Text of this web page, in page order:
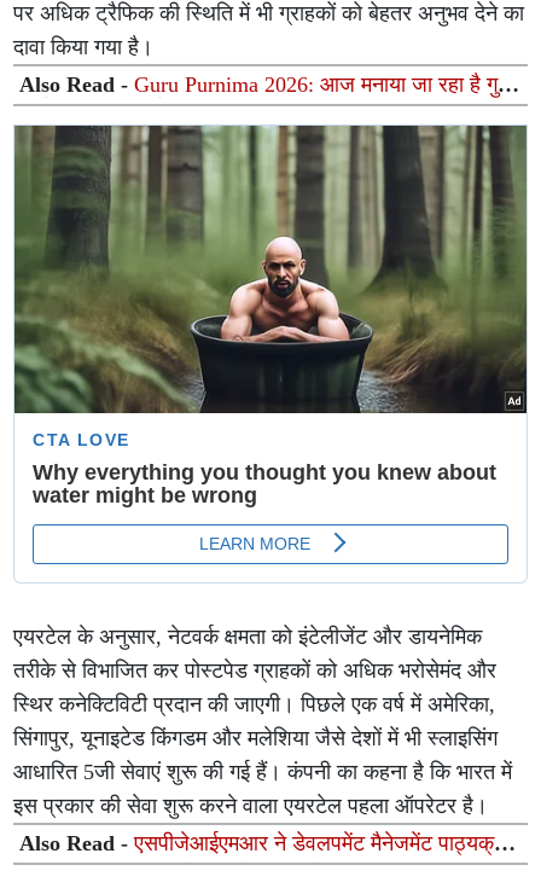
पर अधिक ट्रैफिक की स्थिति में भी ग्राहकों को बेहतर अनुभव देने का
दावा किया गया है।
Also Read -Guru Purnima 2026: आज मनाया जा रहा है गुरु
पूर्णिमा का पावन पर्व, गुरु कृपा पाने के लिए आज जरूर करें ये 5
खास काम
एयरटेल के अनुसार, नेटवर्क क्षमता को इंटेलीजेंट और डायनेमिक
तरीके से विभाजित कर पोस्टपेड ग्राहकों को अधिक भरोसेमंद और
स्थिर कनेक्टिविटी प्रदान की जाएगी। पिछले एक वर्ष में अमेरिका,
सिंगापुर, यूनाइटेड किंगडम और मलेशिया जैसे देशों में भी स्लाइसिंग
आधारित 5जी सेवाएं शुरू की गई हैं। कंपनी का कहना है कि भारत में
इस प्रकार की सेवा शुरू करने वाला एयरटेल पहला ऑपरेटर है।
Also Read -एसपीजेआईएमआर ने डेवलपमेंट मैनेजमेंट पाठ्यक्रम
में किया बड़ा बदलाव, बैच-28 के लिए आवेदन शुरू